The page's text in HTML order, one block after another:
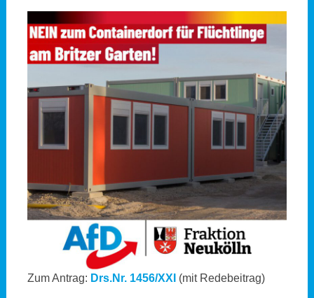
Zum Antrag: Drs.Nr. 1456/XXI (mit Redebeitrag)